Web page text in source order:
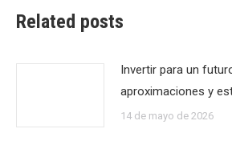
Related posts
Invertir para un
aproximaciones y
14 de mayo de 2026